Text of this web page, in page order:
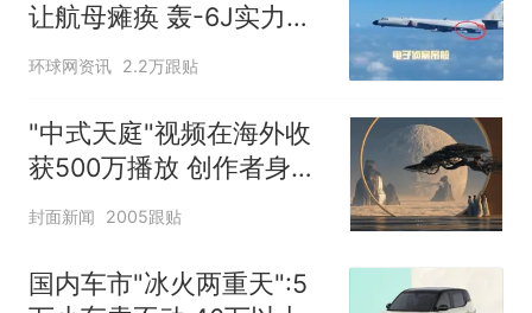
让航母瘫痪 轰-6J实力有
多强？
环球网资讯 2.2万跟贴
"中式天庭"视频在海外收
获500万播放 创作者身份
披露
封面新闻 2005跟贴
国内车市"冰火两重天":5